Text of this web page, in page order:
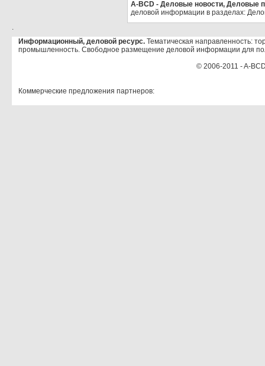
A-BCD - Деловые новости, Деловые
деловой информации в разделах:
.
Информационный, деловой ресурс. Тематическая направленность:
промышленность. Свободное размещение деловой информации для
© 2006-2011 - A-
Коммерческие предложения партнеров: